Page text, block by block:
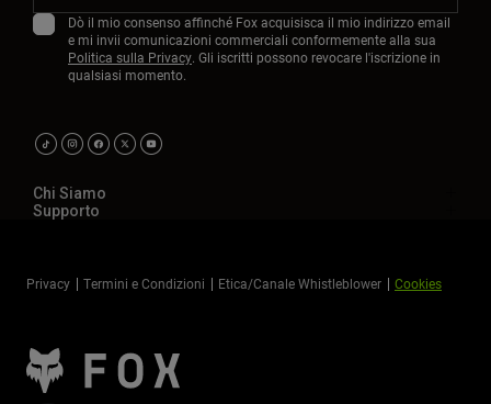
Dò il mio consenso affinché Fox acquisisca il mio indirizzo email
e mi invii comunicazioni commerciali conformemente alla sua
Politica sulla Privacy. Gli iscritti possono revocare l'iscrizione in
qualsiasi momento.
Chi Siamo
Supporto
Privacy Termini e Condizioni Etica/Canale Whistleblower Cookies